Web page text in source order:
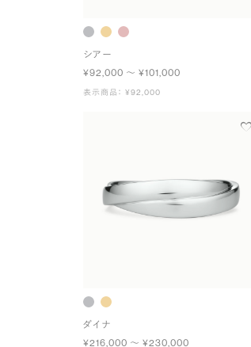
シアー
¥92,000 〜 ¥101,000
表示商品： ¥92,000
ダイナ
¥216,000 〜 ¥230,000